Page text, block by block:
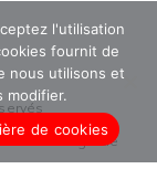
de sauvegarde
l'utilisation
fournit de
nous utilisons et
modifier.
de cookies